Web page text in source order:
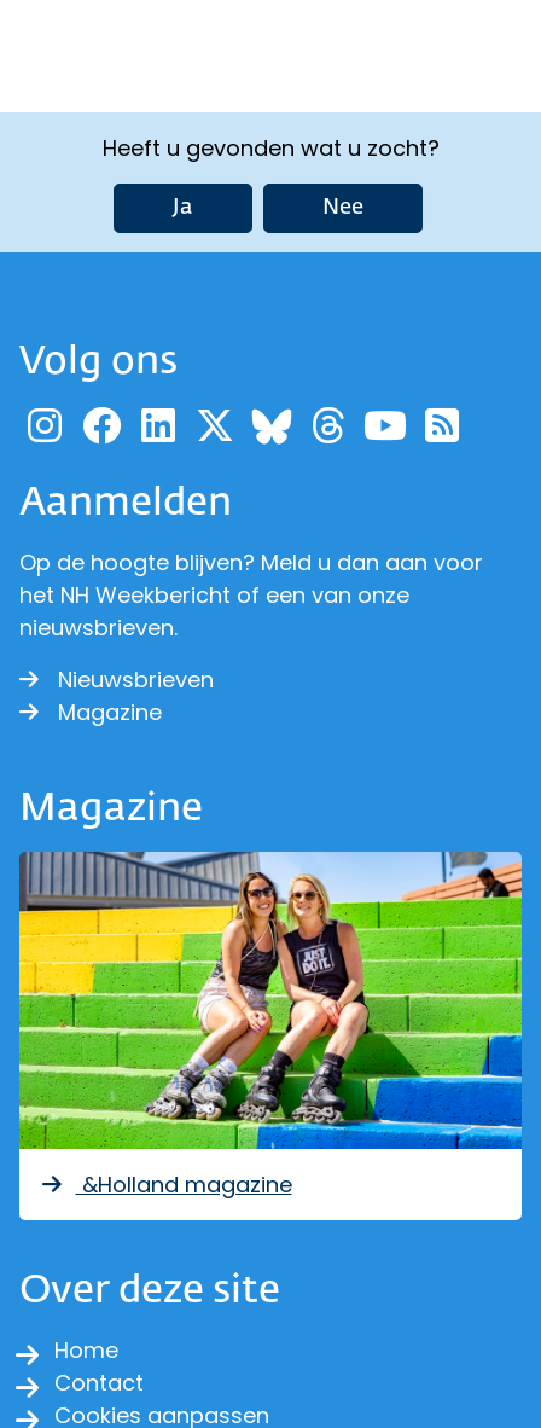
Heeft u gevonden wat u zocht?
Ja Nee
Volg ons
Ga naar de pagina van
Ga naar de pagina
Ga naar de
Ga naar de
Ga naar de
Ga naar
Ga
Aanmelden
Op de hoogte blijven? Meld u dan aan voor
het NH Weekbericht of een van onze
nieuwsbrieven.
Nieuwsbrieven
Magazine
Magazine
&Holland magazine
Over deze site
Home
Contact
Cookies aanpassen